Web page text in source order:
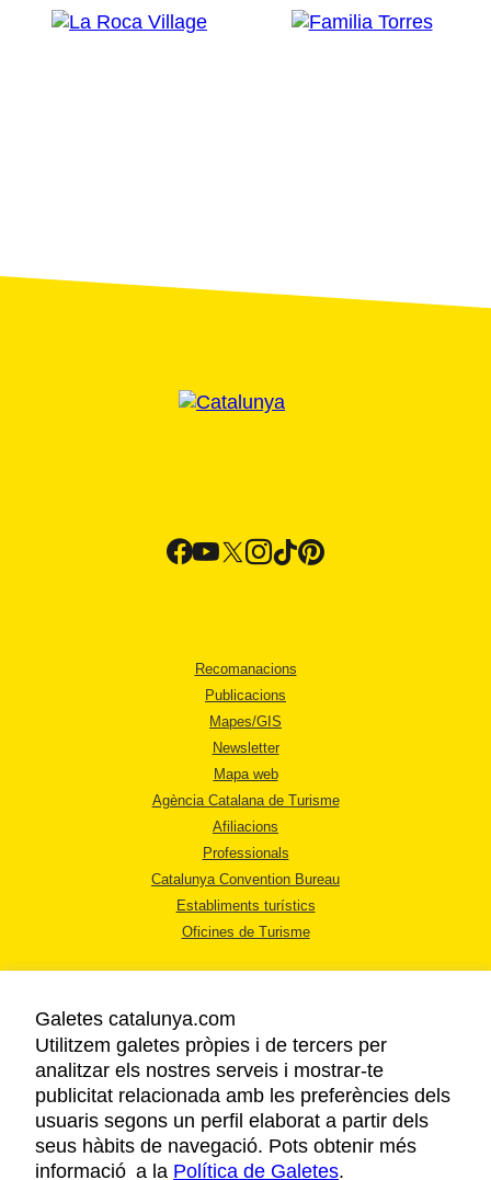
Recomanacions
Publicacions
Mapes/GIS
Newsletter
Mapa web
Agència Catalana de Turisme
Afiliacions
Professionals
Catalunya Convention Bureau
Establiments turístics
Oficines de Turisme
AVÍS LEGAL
POLÍTICA DE PRIVACITAT
COOKIES
ACCESSIBILITAT
Galetes catalunya.com
Utilitzem galetes pròpies i de tercers per
analitzar els nostres serveis i mostrar-te
publicitat relacionada amb les preferències dels
usuaris segons un perfil elaborat a partir dels
seus hàbits de navegació. Pots obtenir més
informació a la Política de Galetes.